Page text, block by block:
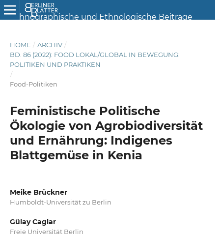
HOME / ARCHIV /
BD. 86 (2022): FOOD LOKAL/GLOBAL IN BEWEGUNG:
POLITIKEN UND PRAKTIKEN
/
Food-Politiken
Feministische Politische
Ökologie von Agrobiodiversität
und Ernährung: Indigenes
Blattgemüse in Kenia
Meike Brückner
Humboldt-Universität zu Berlin
Gülay Caglar
Freie Universität Berlin